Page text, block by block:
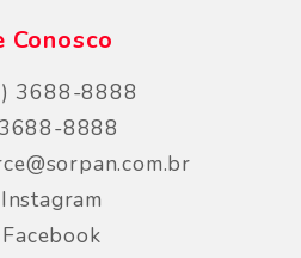
Conosco
3688-8888
8888
Instagram
Facebook